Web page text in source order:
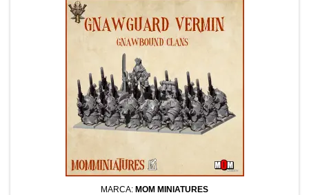
MARCA: MOM MINIATURES